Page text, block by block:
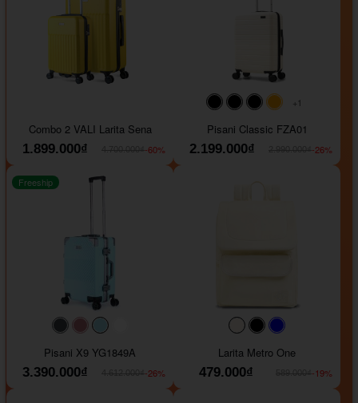
Combo 2 VALI Larita Sena
1.899.000₫
-60%
#000000#000000#000000
+1
Pisani Classic FZA01
2.199.000₫
-26%
#40454a#b76e79
Freeship
Pisani X9 YG1849A
3.390.000₫
-26%
#faf0e6#000000
Larita Metro One
479.000₫
-19%